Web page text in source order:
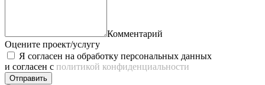
Комментарий
Оцените проект/услугу
Я согласен на обработку персональных данных
и согласен с политикой конфиденциальности
Отправить